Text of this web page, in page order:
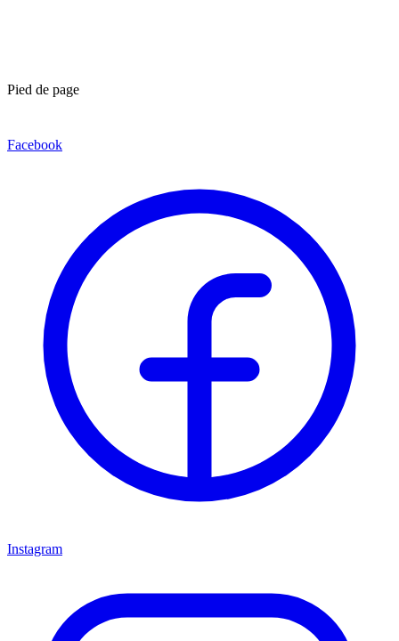
Pied de page
Facebook
Instagram